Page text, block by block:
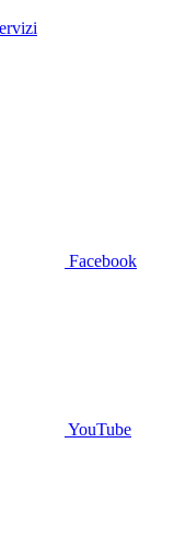
Facebook
YouTube